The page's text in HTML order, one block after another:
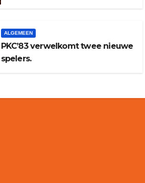
ALGEMEEN
PKC’83 verwelkomt twee nieuwe
spelers.